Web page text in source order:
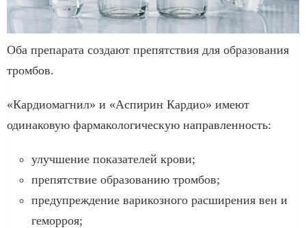
Оба препарата создают препятствия для образования
тромбов.
«Кардиомагнил» и «Аспирин Кардио» имеют
одинаковую фармакологическую направленность:
улучшение показателей крови;
препятствие образованию тромбов;
предупреждение варикозного расширения вен и
геморроя;